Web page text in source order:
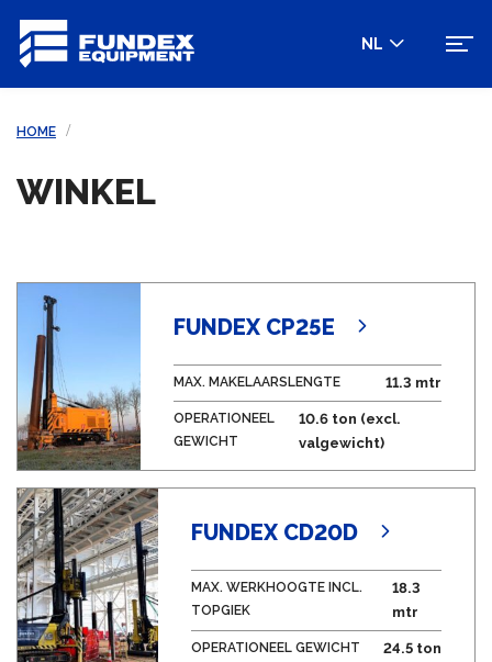
NL
HOME
WINKEL
FUNDEX CP25E
MAX. MAKELAARSLENGTE 11.3 mtr
OPERATIONEEL
GEWICHT
10.6 ton (excl.
valgewicht)
FUNDEX CD20D
MAX. WERKHOOGTE INCL.
TOPGIEK
18.3
mtr
OPERATIONEEL GEWICHT 24.5 ton